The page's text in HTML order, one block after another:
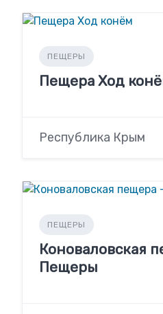
ПЕЩЕРЫ
Пещера Ход
Республика Крым
ПЕЩЕРЫ
Коноваловская
Пещеры